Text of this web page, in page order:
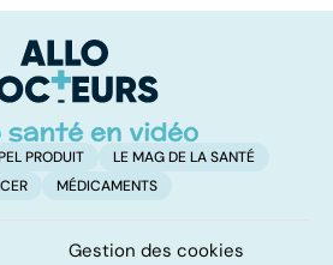
traitements
PRODUIT
LE MAG DE LA SANTÉ
MÉDICAMENTS
Gestion des cookies